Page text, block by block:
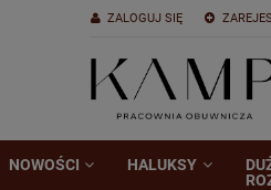
ZALOGUJ SIĘ
NOWOŚCI HALUKSY